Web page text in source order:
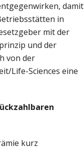
damit
in
mit der
und der
von der
Life-Sciences eine
kurz